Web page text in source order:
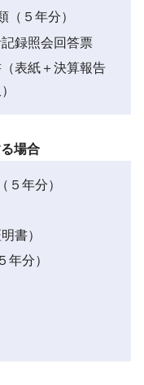
（５年分）
録照会回答票
表紙＋決算報告
場合
５年分）
書）
年分）